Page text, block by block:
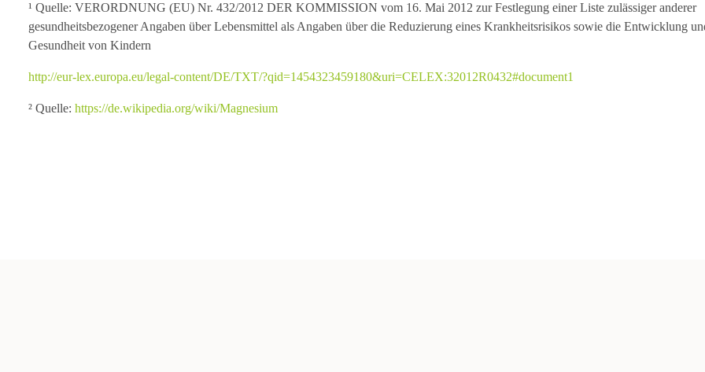
¹ Quelle: VERORDNUNG (EU) Nr. 432/2012 DER KOMMISSION vom 16. Mai 2012 zur Festlegung einer Liste zulässiger anderer
gesundheitsbezogener Angaben über Lebensmittel als Angaben über die Reduzierung eines Krankheitsrisikos sowie die Entwicklung
Gesundheit von Kindern
http://eur-lex.europa.eu/legal-content/DE/TXT/?qid=1454323459180&uri=CELEX:32012R0432#document1
² Quelle: https://de.wikipedia.org/wiki/Magnesium